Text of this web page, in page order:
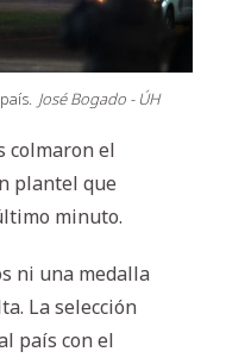
José Bogado - ÚH
colmaron el
plantel que
minuto.
ni una medalla
La selección
país con el